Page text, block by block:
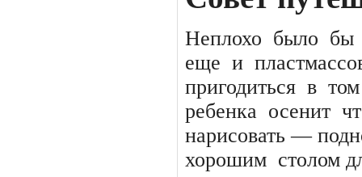
Неплохо было бы
еще и
пригодиться в том
ребенка осенит
нарисовать —
хорошим столом